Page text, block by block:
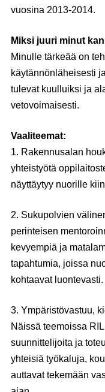
vuosina 2013-2014.
Miksi juuri minut
Minulle tärkeää on
käytännönläheisesti
tulevat kuulluiksi ja
vetovoimaisesti.
Vaaliteemat:
1. Rakennusalan
yhteistyötä
näyttäytyy nuorille
2. Sukupolvien
perinteisen
kevyempiä ja
tapahtumia, joissa
kohtaavat luontevasti.
3. Ympäristövastuu,
Näissä teemoissa
suunnittelijoita ja
yhteisiä työkaluja,
auttavat tekemään